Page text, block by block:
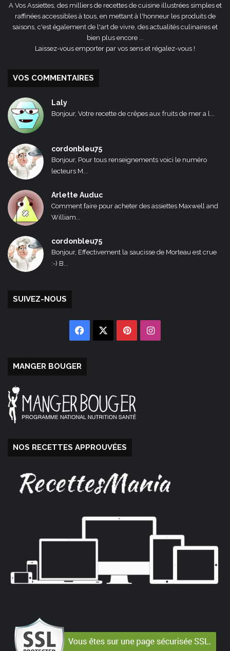
A Vos Assiettes, des milliers de recettes de cuisine illustrées simples et
raffinées accessibles à tous, en mettant à l'honneur les produits de
saisons, c'est également de l'art de vivre, des actualités culinaires et
bien plus encore ...
Laissez-vous emporter par vos sens et régalez-vous !
VOS COMMENTAIRES
Laly
Bonjour, Votre recette de crêpes aux fruits de mer a l...
cordonbleu75
Bonjour, Pour tous renseignements voici le numéro
lecteurs M...
Arlette Auduc
Comment faire pour acheter des assiettes Maxwell and
William...
cordonbleu75
Bonjour, Effectivement la saucisse de Morteau est crue
:-) B...
SUIVEZ-NOUS
Facebook PinterestInstagram
MANGER BOUGER
NOS RECETTES APPROUVÉES